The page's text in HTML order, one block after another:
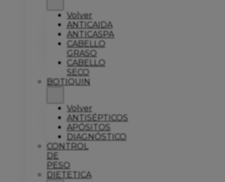
Volver
ANTICAIDA
ANTICASPA
CABELLO
GRASO
CABELLO
SECO
BOTIQUIN
Volver
ANTISÉPTICOS
APÓSITOS
DIAGNÓSTICO
CONTROL
DE
PESO
DIETETICA